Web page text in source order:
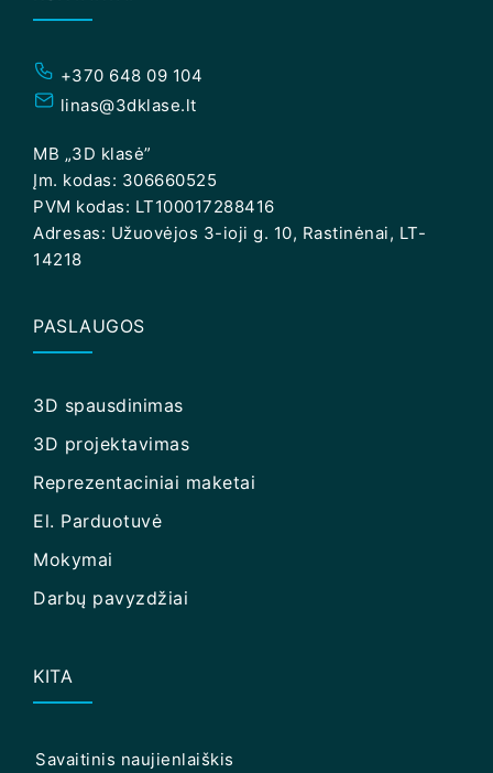
+370 648 09 104
linas@3dklase.lt
MB „3D klasė”
Įm. kodas: 306660525
PVM kodas: LT100017288416
Adresas: Užuovėjos 3-ioji g. 10, Rastinėnai, LT-
14218
PASLAUGOS
3D spausdinimas
3D projektavimas
Reprezentaciniai maketai
El. Parduotuvė
Mokymai
Darbų pavyzdžiai
KITA
Savaitinis naujienlaiškis